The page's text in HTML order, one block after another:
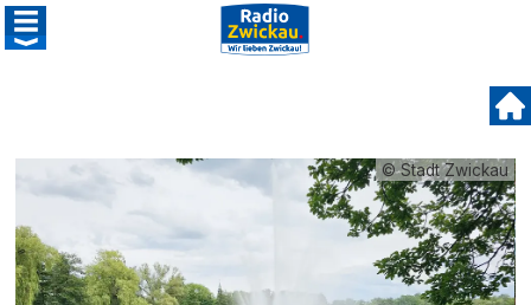
© Stadt Zwickau